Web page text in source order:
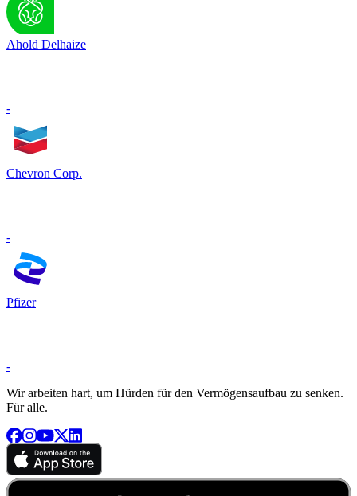
Ahold Delhaize
-
Chevron Corp.
-
Pfizer
-
Wir arbeiten hart, um Hürden für den Vermögensaufbau zu senken.
Für alle.